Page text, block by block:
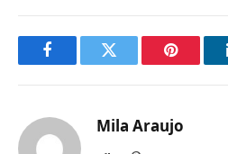
FacebookTwitter Pinterest
Mila Araujo